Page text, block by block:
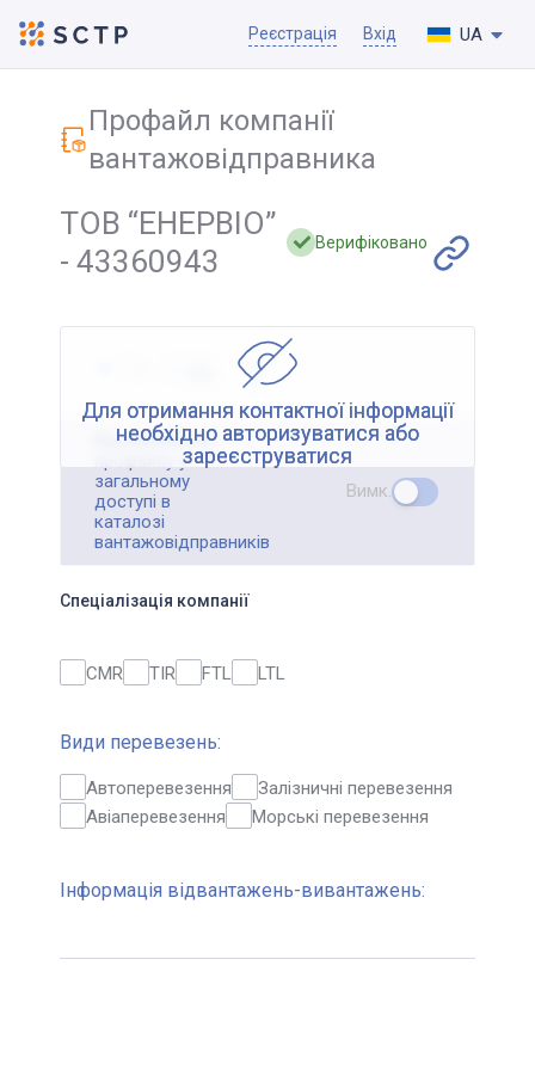
Реєстрація Вхід UA
Профайл компанії
вантажовідправника
ТОВ “ЕНЕРВІО”
- 43360943
Верифіковано
Для отримання контактної інформації
необхідно авторизуватися або
зареєструватися
Відображення
профайлу у
загальному
доступі в
каталозі
вантажовідправників
Вимк.
Спеціалізація компанії
CMR TIR FTL LTL
Види перевезень:
Автоперевезення
Залізничні перевезення
Авіаперевезення
Морські перевезення
Інформація відвантажень-вивантажень: